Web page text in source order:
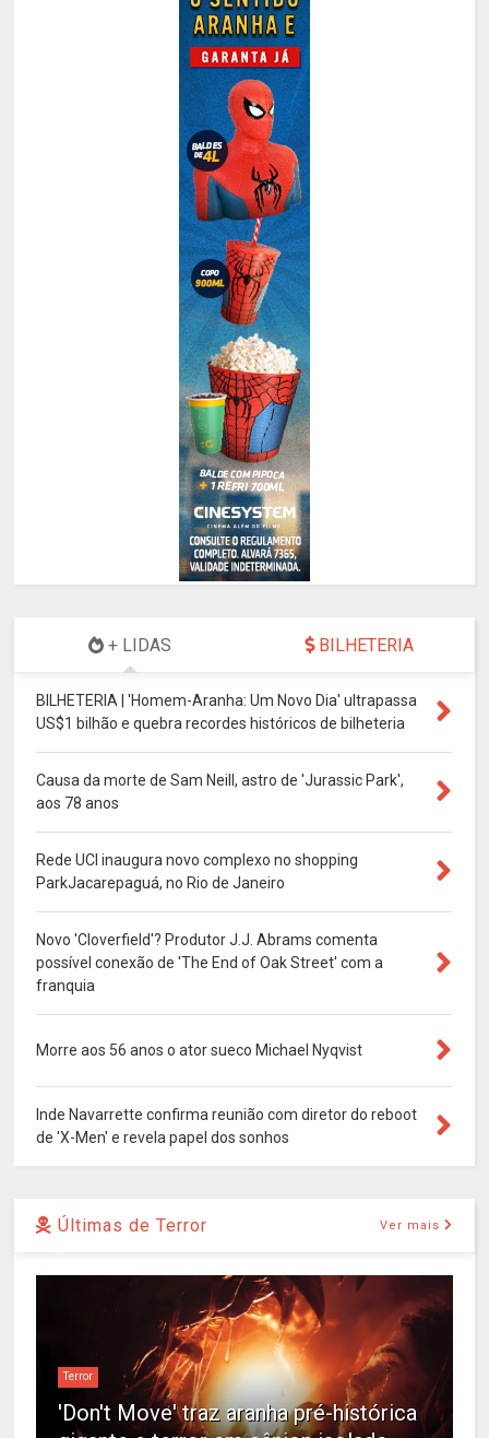
+ LIDAS BILHETERIA
BILHETERIA | 'Homem-Aranha: Um Novo Dia' ultrapassa
US$1 bilhão e quebra recordes históricos de bilheteria
Causa da morte de Sam Neill, astro de 'Jurassic Park',
aos 78 anos
Rede UCI inaugura novo complexo no shopping
ParkJacarepaguá, no Rio de Janeiro
Novo 'Cloverfield'? Produtor J.J. Abrams comenta
possível conexão de 'The End of Oak Street' com a
franquia
Morre aos 56 anos o ator sueco Michael Nyqvist
Inde Navarrette confirma reunião com diretor do reboot
de 'X-Men' e revela papel dos sonhos
Últimas de Terror Ver mais
Terror
'Don't Move' traz aranha pré-histórica